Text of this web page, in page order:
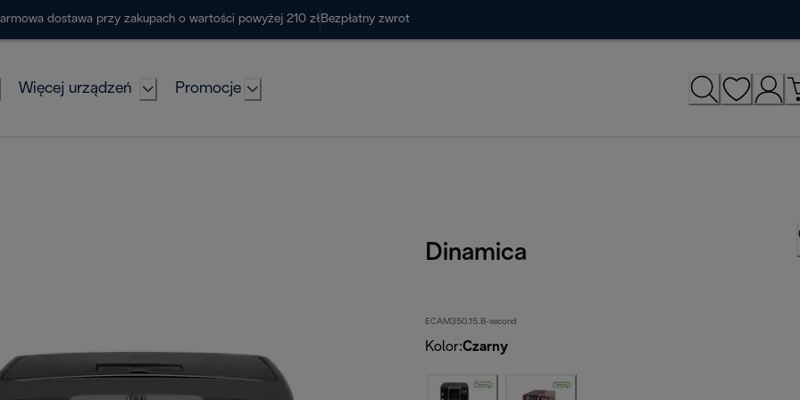
dostawa przy zakupach o wartości powyżej 210 zł Bezpłatny zwrot
Więcej urządzeń Promocje
Dinamica
ECAM350.15.B-second
Kolor:Czarny